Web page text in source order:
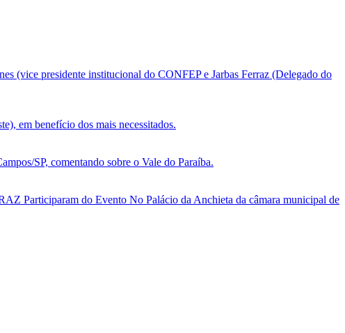
(vice presidente institucional do CONFEP e Jarbas Ferraz (Delegado do
em benefício dos mais necessitados.
SP, comentando sobre o Vale do Paraíba.
Participaram do Evento No Palácio da Anchieta da câmara municipal de